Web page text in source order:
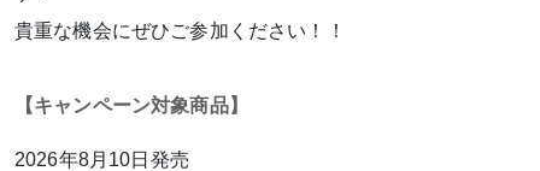
貴重な機会にぜひご参加ください！！
【キャンペーン対象商品】
2026年8月10日発売